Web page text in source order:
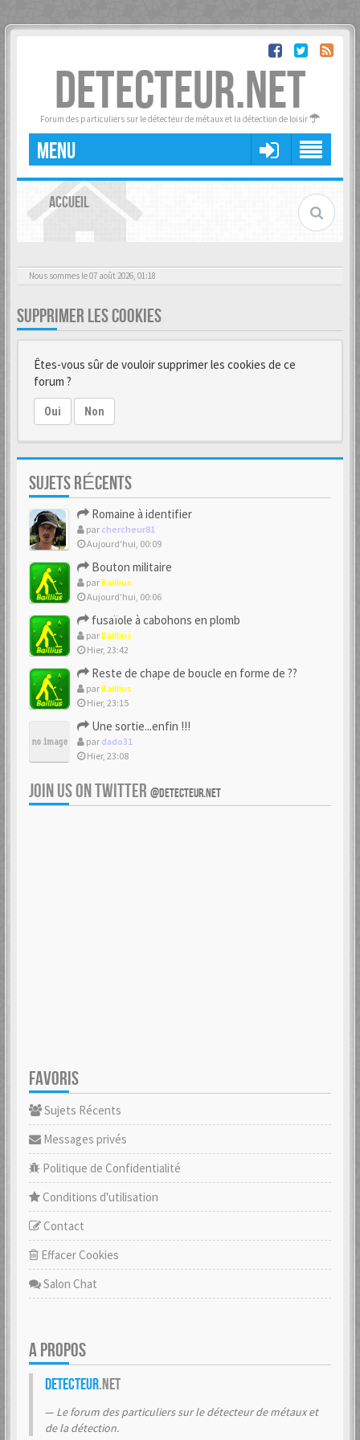
DETECTEUR.NET
Forum des particuliers sur le détecteur de métaux et la détection de loisir
MENU
ACCUEIL
Nous sommes le 07 août 2026, 01:18
SUPPRIMER LES COOKIES
Êtes-vous sûr de vouloir supprimer les cookies de ce
forum ?
Oui Non
SUJETS RÉCENTS
Romaine à identifier
par chercheur81
Aujourd’hui, 00:09
Bouton militaire
parBaillius
Aujourd’hui, 00:06
fusaïole à cabohons en plomb
parBaillius
Hier, 23:42
Reste de chape de boucle en forme de ??
parBaillius
Hier, 23:15
Une sortie...enfin !!!
par dado31
Hier, 23:08
JOIN US ON TWITTER @DETECTEUR.NET
FAVORIS
Sujets Récents
Messages privés
Politique de Confidentialité
Conditions d'utilisation
Contact
Effacer Cookies
Salon Chat
A PROPOS
Detecteur.net
Le forum des particuliers sur le détecteur de métaux et
de la détection.